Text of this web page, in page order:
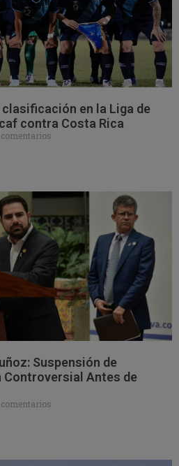
en la Liga de
contra Costa Rica
Suspensión de
Controversial Antes de